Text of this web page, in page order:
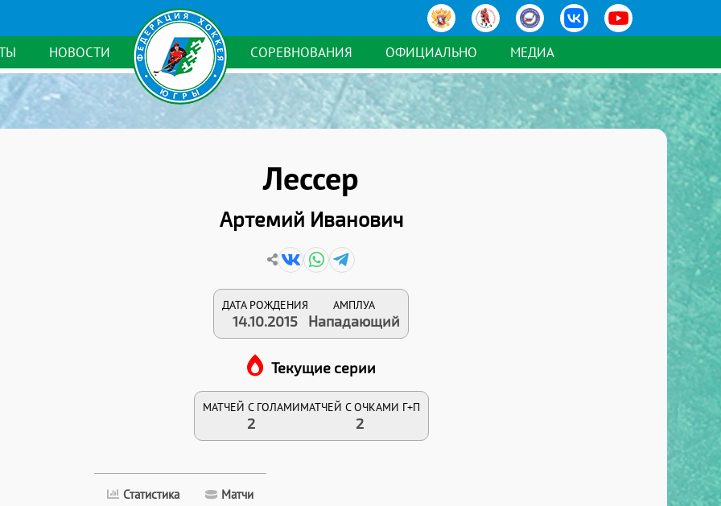
НОВОСТИ СОРЕВНОВАНИЯ ОФИЦИАЛЬНО МЕДИА
Лессер
Артемий Иванович
ДАТА РОЖДЕНИЯ
14.10.2015
АМПЛУА
Нападающий
Текущие серии
МАТЧЕЙ С ГОЛАМИ
2
МАТЧЕЙ С ОЧКАМИ Г+П
2
Статистика Матчи